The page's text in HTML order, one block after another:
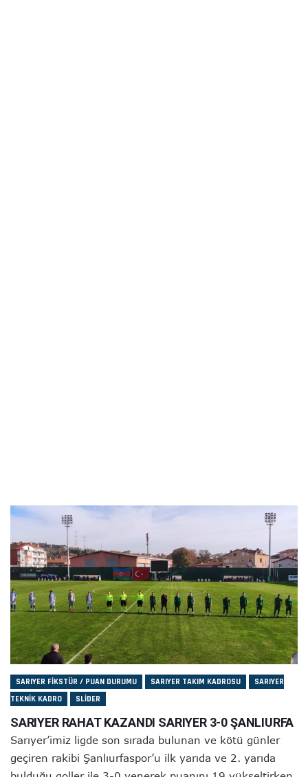
SARIYER FIKSTÜR / PUAN DURUMU SARIYER TAKIM KADROSU
SARIYER
TEKNIK KADRO
SLIDER
SARIYER RAHAT KAZANDI SARIYER 3-0 ŞANLIURFA
Sarıyer’imiz ligde son sırada bulunan ve kötü günler
geçiren rakibi Şanlıurfaspor’u ilk yarıda ve 2. yarıda